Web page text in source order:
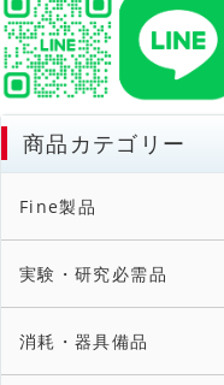
商品カテゴリー
Fine製品
実験・研究必需品
消耗・器具備品